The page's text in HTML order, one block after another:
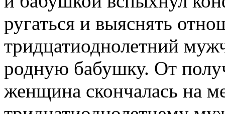
ругаться и выяснять
тридцатиоднолетний
родную бабушку. От
женщина скончалась на